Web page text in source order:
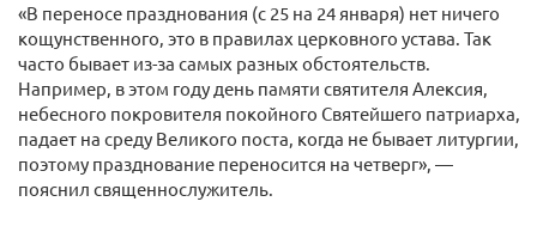
«В переносе празднования (с 25 на 24 января) нет ничего
кощунственного, это в правилах церковного устава. Так
часто бывает из-за самых разных обстоятельств.
Например, в этом году день памяти святителя Алексия,
небесного покровителя покойного Святейшего патриарха,
падает на среду Великого поста, когда не бывает литургии,
поэтому празднование переносится на четверг», —
пояснил священнослужитель.